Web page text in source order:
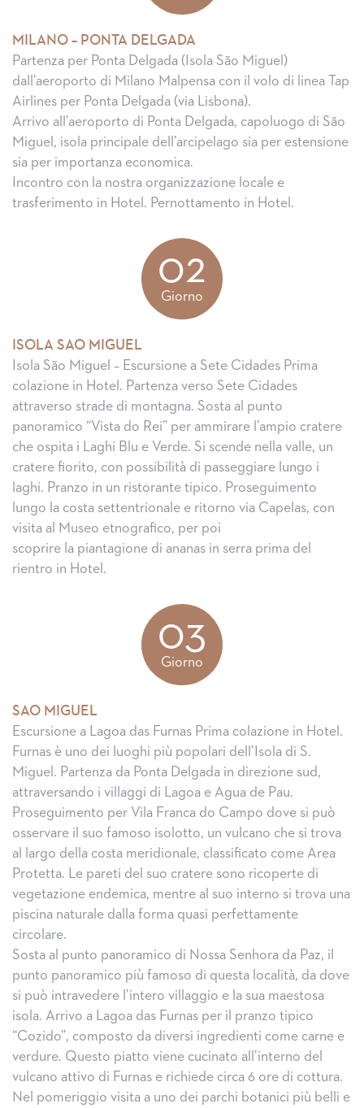
MILANO – PONTA DELGADA
Partenza per Ponta Delgada (Isola São Miguel)
dall’aeroporto di Milano Malpensa con il volo di linea Tap
Airlines per Ponta Delgada (via Lisbona).
Arrivo all’aeroporto di Ponta Delgada, capoluogo di São
Miguel, isola principale dell’arcipelago sia per estensione
sia per importanza economica.
Incontro con la nostra organizzazione locale e
trasferimento in Hotel. Pernottamento in Hotel.
02
Giorno
ISOLA SAO MIGUEL
Isola São Miguel – Escursione a Sete Cidades Prima
colazione in Hotel. Partenza verso Sete Cidades
attraverso strade di montagna. Sosta al punto
panoramico “Vista do Rei” per ammirare l’ampio cratere
che ospita i Laghi Blu e Verde. Si scende nella valle, un
cratere fiorito, con possibilità di passeggiare lungo i
laghi. Pranzo in un ristorante tipico. Proseguimento
lungo la costa settentrionale e ritorno via Capelas, con
visita al Museo etnografico, per poi
scoprire la piantagione di ananas in serra prima del
rientro in Hotel.
03
Giorno
SAO MIGUEL
Escursione a Lagoa das Furnas Prima colazione in Hotel.
Furnas è uno dei luoghi più popolari dell’Isola di S.
Miguel. Partenza da Ponta Delgada in direzione sud,
attraversando i villaggi di Lagoa e Agua de Pau.
Proseguimento per Vila Franca do Campo dove si può
osservare il suo famoso isolotto, un vulcano che si trova
al largo della costa meridionale, classificato come Area
Protetta. Le pareti del suo cratere sono ricoperte di
vegetazione endemica, mentre al suo interno si trova una
piscina naturale dalla forma quasi perfettamente
circolare.
Sosta al punto panoramico di Nossa Senhora da Paz, il
punto panoramico più famoso di questa località, da dove
si può intravedere l’intero villaggio e la sua maestosa
isola. Arrivo a Lagoa das Furnas per il pranzo tipico
“Cozido”, composto da diversi ingredienti come carne e
verdure. Questo piatto viene cucinato all’interno del
vulcano attivo di Furnas e richiede circa 6 ore di cottura.
Nel pomeriggio visita a uno dei parchi botanici più belli e